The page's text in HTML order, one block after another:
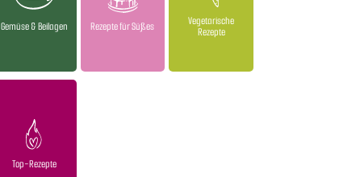
Gemüse & Beilagen Rezepte für Süßes
Vegetarische
Rezepte
Top-Rezepte